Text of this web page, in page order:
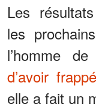
Les
les
l’homme
d’avoir frappé
elle a fait un